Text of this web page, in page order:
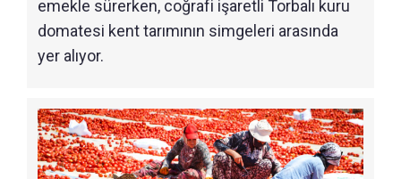
emekle sürerken, coğrafi işaretli Torbalı kuru
domatesi kent tarımının simgeleri arasında
yer alıyor.